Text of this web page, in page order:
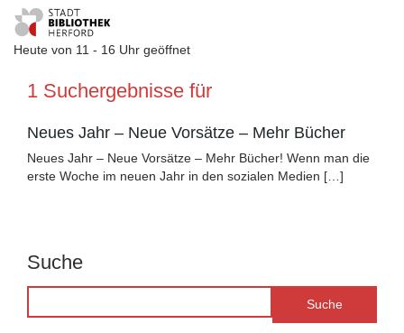
Visuelle
Heute von 11 - 16 Uhr geöffnet
1 Suchergebnisse für
Neues Jahr – Neue Vorsätze – Mehr Bücher
Neues Jahr – Neue Vorsätze – Mehr Bücher! Wenn man die
erste Woche im neuen Jahr in den sozialen Medien […]
Suche